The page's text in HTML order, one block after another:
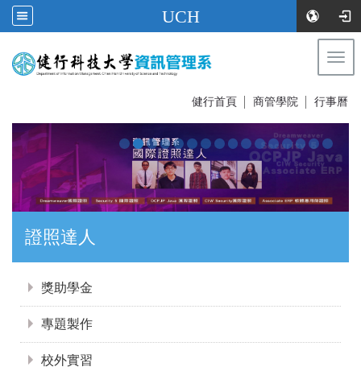
UCH
健行首頁 商管學院 行事曆
證照達人
獎助學金
專題製作
校外實習